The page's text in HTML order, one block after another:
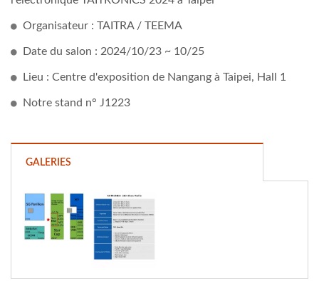
Organisateur : TAITRA / TEEMA
Date du salon : 2024/10/23 ~ 10/25
Lieu : Centre d'exposition de Nangang à Taipei, Hall 1
Notre stand n° J1223
GALERIES